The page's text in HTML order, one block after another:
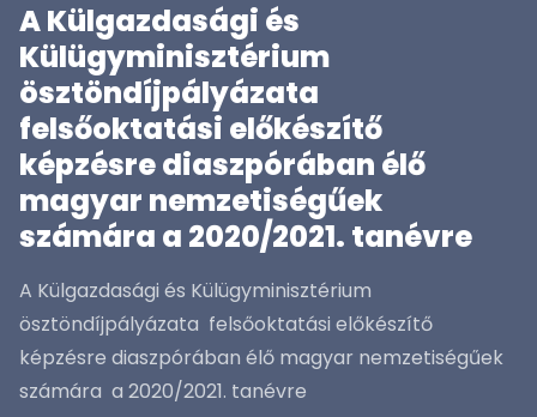
A Külgazdasági és
Külügyminisztérium
ösztöndíjpályázata
felsőoktatási előkészítő
képzésre diaszpórában élő
magyar nemzetiségűek
számára a 2020/2021. tanévre
A Külgazdasági és Külügyminisztérium
ösztöndíjpályázata felsőoktatási előkészítő
képzésre diaszpórában élő magyar nemzetiségűek
számára a 2020/2021. tanévre